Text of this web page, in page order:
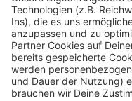
Auch die Rheinbahn
Rheinufertunnels
Wegen des hohen